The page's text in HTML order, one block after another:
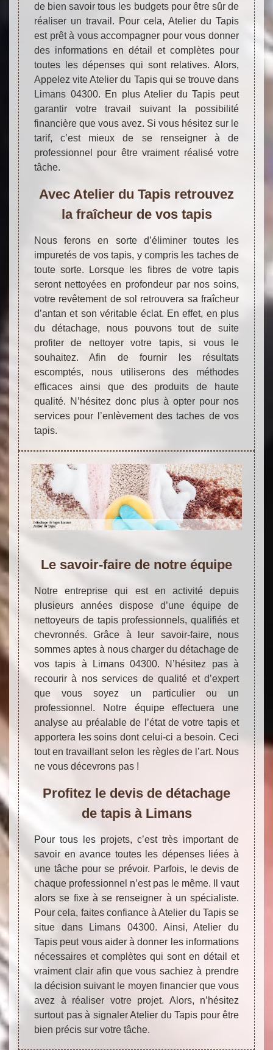
de bien savoir tous les budgets pour être sûr de
réaliser un travail. Pour cela, Atelier du Tapis
est prêt à vous accompagner pour vous donner
des informations en détail et complètes pour
toutes les dépenses qui sont relatives. Alors,
Appelez vite Atelier du Tapis qui se trouve dans
Limans 04300. En plus Atelier du Tapis peut
garantir votre travail suivant la possibilité
financière que vous avez. Si vous hésitez sur le
tarif, c’est mieux de se renseigner à de
professionnel pour être vraiment réalisé votre
tâche.
Avec Atelier du Tapis retrouvez
la fraîcheur de vos tapis
Nous ferons en sorte d’éliminer toutes les
impuretés de vos tapis, y compris les taches de
toute sorte. Lorsque les fibres de votre tapis
seront nettoyées en profondeur par nos soins,
votre revêtement de sol retrouvera sa fraîcheur
d’antan et son véritable éclat. En effet, en plus
du détachage, nous pouvons tout de suite
profiter de nettoyer votre tapis, si vous le
souhaitez. Afin de fournir les résultats
escomptés, nous utiliserons des méthodes
efficaces ainsi que des produits de haute
qualité. N’hésitez donc plus à opter pour nos
services pour l’enlèvement des taches de vos
tapis.
Le savoir-faire de notre équipe
Notre entreprise qui est en activité depuis
plusieurs années dispose d’une équipe de
nettoyeurs de tapis professionnels, qualifiés et
chevronnés. Grâce à leur savoir-faire, nous
sommes aptes à nous charger du détachage de
vos tapis à Limans 04300. N’hésitez pas à
recourir à nos services de qualité et d’expert
que vous soyez un particulier ou un
professionnel. Notre équipe effectuera une
analyse au préalable de l’état de votre tapis et
apportera les soins dont celui-ci a besoin. Ceci
tout en travaillant selon les règles de l’art. Nous
ne vous décevrons pas !
Profitez le devis de détachage
de tapis à Limans
Pour tous les projets, c’est très important de
savoir en avance toutes les dépenses liées à
une tâche pour se prévoir. Parfois, le devis de
chaque professionnel n’est pas le même. Il vaut
alors se fixe à se renseigner à un spécialiste.
Pour cela, faites confiance à Atelier du Tapis se
situe dans Limans 04300. Ainsi, Atelier du
Tapis peut vous aider à donner les informations
nécessaires et complètes qui sont en détail et
vraiment clair afin que vous sachiez à prendre
la décision suivant le moyen financier que vous
avez à réaliser votre projet. Alors, n’hésitez
surtout pas à signaler Atelier du Tapis pour être
bien précis sur votre tâche.